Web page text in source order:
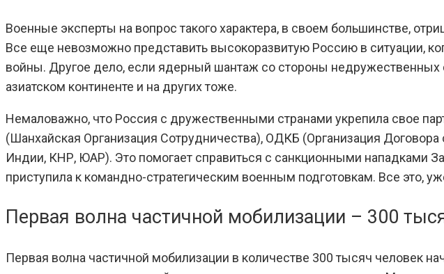
Военные эксперты на вопрос такого характера, в своем большинстве,
Все еще невозможно представить высокоразвитую Россию в ситуации,
войны. Другое дело, если ядерный шантаж со стороны
азиатском континенте и на других тоже.
Немаловажно, что Россия с дружественными странами укрепила свое
(Шанхайская Организация Сотрудничества), ОДКБ (Организация
Индии, КНР, ЮАР). Это помогает справиться с санкционными нападками
приступила к командно-стратегическим военным подготовкам. Все это,
Первая волна частичной мобилизации – 300
Первая волна частичной мобилизации в количестве 300 тысяч человек